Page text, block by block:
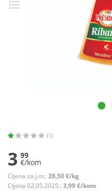
(1)
3 99
€/kom
Cijena za j.m.: 28,50 €/kg
Cijena 02.05.2025.: 3,99 €/kom